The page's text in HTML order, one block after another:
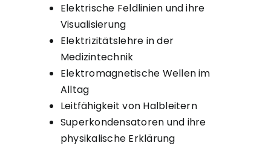
Elektrische Feldlinien und ihre
Visualisierung
Elektrizitätslehre in der
Medizintechnik
Elektromagnetische Wellen im
Alltag
Leitfähigkeit von Halbleitern
Superkondensatoren und ihre
physikalische Erklärung